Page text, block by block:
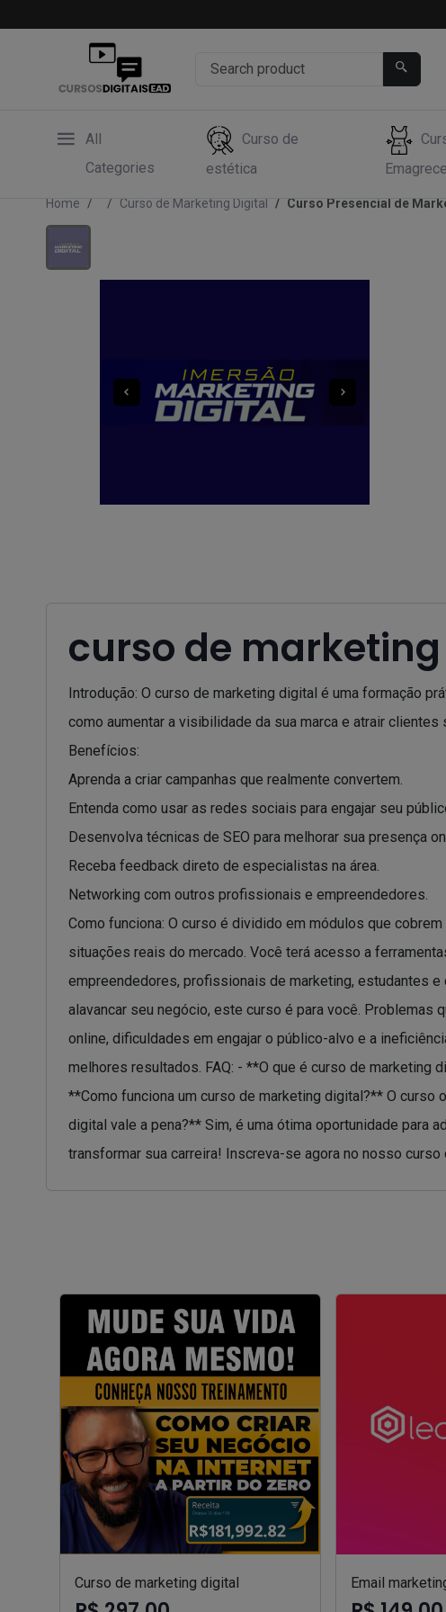
All
Categories
Curso de
estética
Home Curso de Marketing Digital Curso Presencial de
curso de
Introdução: O curso de marketing digital é uma formação
como aumentar a visibilidade da sua marca e atrair
Benefícios:
Aprenda a criar campanhas que realmente convertem.
Entenda como usar as redes sociais para engajar seu
Desenvolva técnicas de SEO para melhorar sua presença
Receba feedback direto de especialistas na área.
Networking com outros profissionais e empreendedores.
Como funciona: O curso é dividido em módulos que
situações reais do mercado. Você terá acesso a
empreendedores, profissionais de marketing, estudantes
alavancar seu negócio, este curso é para você.
online, dificuldades em engajar o público-alvo e a
melhores resultados. FAQ: - **O que é curso de marketing
**Como funciona um curso de marketing digital?** O
digital vale a pena?** Sim, é uma ótima oportunidade para
transformar sua carreira! Inscreva-se agora no nosso
Curso de marketing digital Email